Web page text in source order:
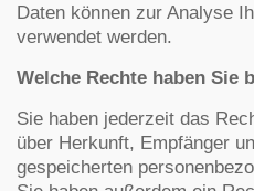
Daten können zur Analyse
verwendet werden.
Welche Rechte haben Sie
Sie haben jederzeit das
über Herkunft, Empfänger
gespeicherten